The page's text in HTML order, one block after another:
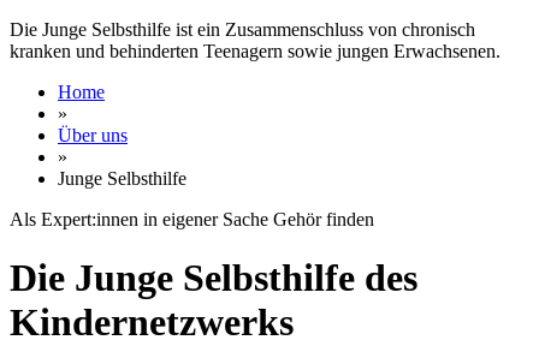
Die Junge Selbsthilfe ist ein Zusammenschluss von chronisch
kranken und behinderten Teenagern sowie jungen Erwachsenen.
Home
»
Über uns
»
Junge Selbsthilfe
Als Expert:innen in eigener Sache Gehör finden
Die Junge Selbsthilfe des
Kindernetzwerks